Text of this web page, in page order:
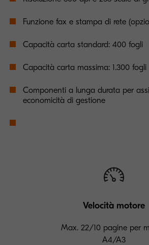
Funzione fax e stampa di rete
Capacità carta standard: 400 fogli
Capacità carta massima: 1.300 fogli
Componenti a lunga durata per
economicità di gestione
Velocità motore
Max. 22/10 pagine per
A4/A3